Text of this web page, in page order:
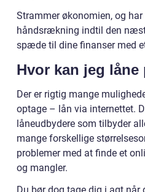
Strammer økonomien, og
håndsrækning indtil den
spæde til dine finanser med
Hvor kan jeg
Der er rigtig mange
optage – lån via internettet.
låneudbydere som tilbyder
mange forskellige
problemer med at finde et
og mangler.